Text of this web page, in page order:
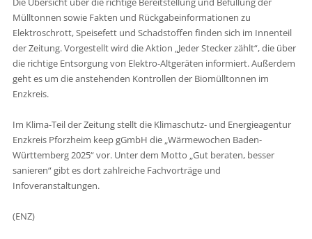
Mülltonnen sowie Fakten und Rückgabeinformationen zu
Elektroschrott, Speisefett und Schadstoffen finden sich im Innenteil
der Zeitung. Vorgestellt wird die Aktion „Jeder Stecker zählt“, die über
die richtige Entsorgung von Elektro-Altgeräten informiert. Außerdem
geht es um die anstehenden Kontrollen der Biomülltonnen im
Enzkreis.
Im Klima-Teil der Zeitung stellt die Klimaschutz- und Energieagentur
Enzkreis Pforzheim keep gGmbH die „Wärmewochen Baden-
Württemberg 2025“ vor. Unter dem Motto „Gut beraten, besser
sanieren“ gibt es dort zahlreiche Fachvorträge und
Infoveranstaltungen.
(ENZ)